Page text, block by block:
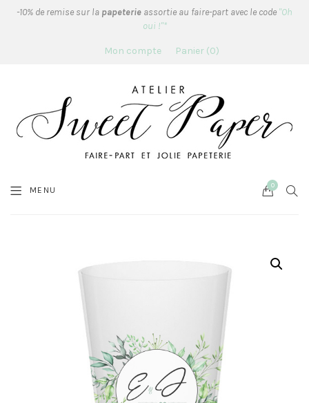
-10% de remise sur la papeterie assortie au faire-part avec le code "Oh
oui !"*
Mon compte Panier 0
MENU Cart
0